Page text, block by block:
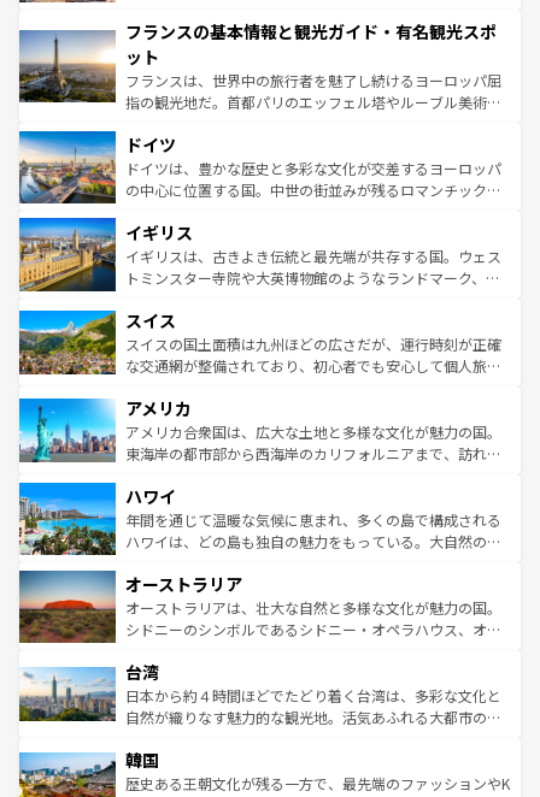
ませてくれるイタリアで、忘れられない旅をしてみよう！
なお、新着のイタリア情報は
しい。
文化が根付くこの国では、情熱的なフラメンコ、熱気あふ
れる闘牛、そして美味しいタパスが生活の一部となってい
る。首都マドリードの洗練された雰囲気や、バルセロナの
アートに溢れた街角から、地方では古代ローマ遺跡や中世
せる。地方によって風土や気候が異なるスペインはその個
性で訪れる人を魅了する。 なお、新着のスペイン情報は コ
ンテンツ一覧を参照してほしい。
フランスの基本情報と観光ガイド・有名観光スポ
ット
フランスは、世界中の旅行者を魅了し続けるヨーロッパ屈
指の観光地だ。首都パリのエッフェル塔やルーブル美術館
で、幅広い魅力が詰まっている。華麗な宮殿、歴史的な大
聖堂、美しいビーチ、そして豊かな自然が、訪れる者を心
から魅了する。また、フランスは美食の国としても知ら
いる。シャンパンの発祥地であるランス、プロヴァンスの
香り高いラベンダー畑など、多彩な楽しみ方が可能だ。さ
らに、パリ以外の地域にも魅力が溢れており、どの街角に
れる地方に足を運ぶとそれぞれで全く異なる文化を体験で
きるだろう。 なお、新着のフランス情報はコンテンツ一覧
を参照してほしい。
ドイツ
ドイツは、豊かな歴史と多彩な文化が交差するヨーロッパ
の中心に位置する国。中世の街並みが残るロマンチック街
顔を持つこの国は、どこを歩いても飽きることがない。ベ
ルリンの文化的活気、バイエルン州のアルプスの絶景、そ
してライン川沿いのワイン畑といった風景は必見。ビール
は、お酒好きな人にはぜひ体験してほしい。 なお、新着の
ドイツ情報はコンテンツ一覧を参照してほしい。
イギリス
イギリスは、古きよき伝統と最先端が共存する国。ウェス
トミンスター寺院や大英博物館のようなランドマーク、歴
リアごとに異なる魅力がある。また、優雅なアフタヌーン
ティー、ビール好きにはたまらない英国パブ、サッカー観
戦など、本場だからこそできる体験も豊富。イギリスを旅
ンツ一覧を参照してほしい。
スイス
スイスの国土面積は九州ほどの広さだが、運行時刻が正確
な交通網が整備されており、初心者でも安心して個人旅行
の建物がそのまま残る町や、スイスならではのユニークな
博物館もあり、アルプス観光だけでなく町歩きも満喫する
ことができる。国民の所得が高いため物価も高いが、旅行
ば市内交通費無料で観光を楽しむこともできる。 なお、新
着のスイス情報はコンテンツ一覧 を参照してほしい。
アメリカ
アメリカ合衆国は、広大な土地と多様な文化が魅力の国。
東海岸の都市部から西海岸のカリフォルニアまで、訪れる
のような巨大都市は、観光、ショッピング、エンターテイ
ンメントが詰まった刺激的なスポットだ。一方、アメリカ
西部には大自然が広がり、グランドキャニオンやイエロー
部のニューオーリンズでは、音楽と美食が融合した独特の
文化が魅力。旅行者はアメリカの各地域で異なる魅力を楽
しみながら、その多様性と豊かな歴史を感じることができ
ならではの贅沢な旅のスタイルだ。 なお、新着のアメリカ
情報はコンテンツ一覧を参照してほしい。
ハワイ
年間を通じて温暖な気候に恵まれ、多くの島で構成される
ハワイは、どの島も独自の魅力をもっている。大自然の神
ワイ島は見逃せない。また、定番の観光地といえばオアフ
島だが、静かな自然を求めるならマウイ島やカウアイ島が
おすすめ。エメラルドグリーンに輝く海をはじめ、豊かな
れるおもてなしの心で訪れる人々を迎えてくれるハワイの
人々、おいしいローカルフードやハワイアンミュージッ
ク、伝統的なフラダンスなど、すべてがハワイの魅力を彩
ワイを、存分に味わってほしい。 なお、新着のハワイ情報
はコンテンツ一覧を参照してほしい。
オーストラリア
オーストラリアは、壮大な自然と多様な文化が魅力の国。
シドニーのシンボルであるシドニー・オペラハウス、オー
リアリーフや大陸中央部にそびえるウルル（エアーズロッ
ク）、タスマニアの美しい原生林やケアンズの熱帯雨林な
ど、見どころがたくさん。また、カフェやワイン、オージ
いる。アクティビティも充実しており、サーフィンやダイ
ビング、ハイキングなど、アウトドア好きにはたまらな
台湾
日本から約４時間ほどでたどり着く台湾は、多彩な文化と
自然が織りなす魅力的な観光地。活気あふれる大都市の台
ン）、静ひつな山岳地帯である台湾東部など、都市の喧騒
と山間の静けさが共存しており、訪れる人に新しい発見と
韓国
歴史ある王朝文化が残る一方で、最先端のファッションやK